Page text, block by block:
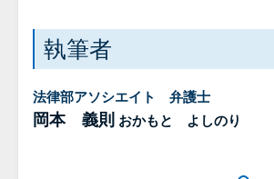
執筆者
法律部アソシエイト 弁護士
岡本 義則 おかもと よしのり